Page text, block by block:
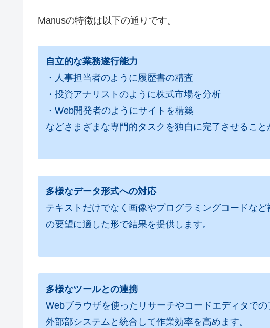
Manusの特徴は以下の通りです。
自立的な業務遂行能力
・人事担当者のように履歴書の精査
・投資アナリストのように株式市場を分析
・Web開発者のようにサイトを構築
などさまざまな専門的タスクを独自に完了させること
多様なデータ形式への対応
テキストだけでなく画像やプログラミングコードな
の要望に適した形で結果を提供します。
多様なツールとの連携
Webブラウザを使ったリサーチやコードエディタで
外部部システムと統合して作業効率を高めます。